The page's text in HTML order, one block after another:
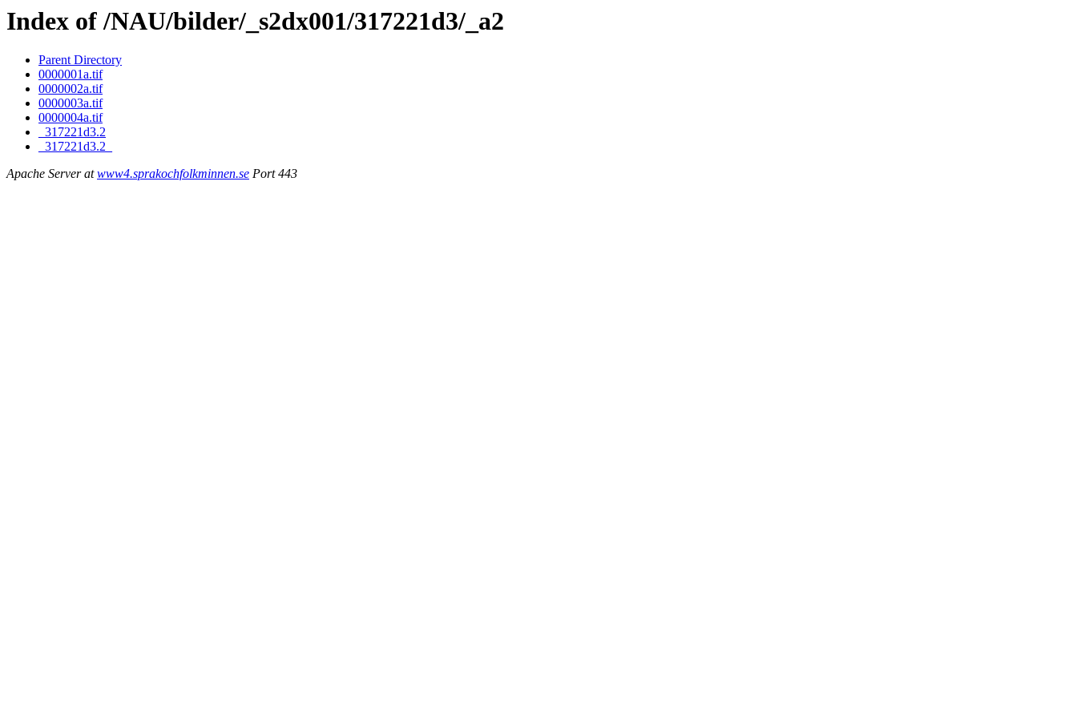
Index of /NAU/bilder/_s2dx001/317221d3/_a2
Parent Directory
0000001a.tif
0000002a.tif
0000003a.tif
0000004a.tif
_317221d3.2
_317221d3.2_
Apache Server atwww4.sprakochfolkminnen.se Port 443